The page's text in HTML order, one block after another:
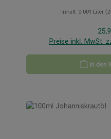
Inhalt: 0.001 Liter
Preise inkl. MwSt.
In den